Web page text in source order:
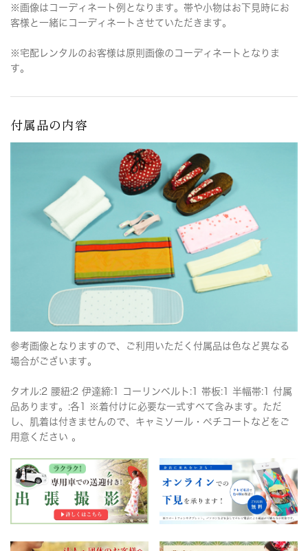
※画像はコーディネート例となります。帯や小物はお下見時にお
客様と一緒にコーディネートさせていただきます。
※宅配レンタルのお客様は原則画像のコーディネートとなりま
す。
付属品の内容
参考画像となりますので、ご利用いただく付属品は色など異なる
場合がございます。
タオル:2 腰紐:2 伊達締:1 コーリンベルト:1 帯板:1 半幅帯:1 付属
品あります。:各1 ※着付けに必要な一式すべて含みます。ただ
し、肌着は付きませんので、キャミソール・ペチコートなどをご
用意ください 。